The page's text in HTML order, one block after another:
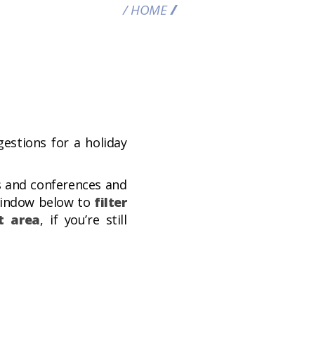
HOME
for a holiday
conferences and
below to filter
area, if you’re still